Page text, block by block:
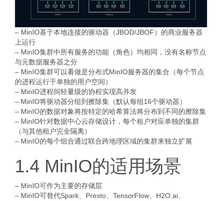
– MinIO基于本地连接的驱动器（JBOD/JBOF）的商业服务器
上运行
– MinIO集群中所有服务的功能（角色）均相同，没有名称节点
与元数据服务器之分
– MinIO集群可以看做是分布式MinIO服务器的集合（每个节点
的进程运行于单独的用户空间）
– MinIO进程间轻量级的协程实现高并发
– MinIO将驱动器分组到擦除集（默认每组16个驱动器）
– MinIO的数据对象将按特定的哈希算法将分布到不同的擦除集
– MinIO针对数据中心云存储设计，每个租户对应单独的集群
（与其他租户完全隔离）
– MinIO的每个组合通过联合跨地理区域的集群来独立扩展
1.4 MinIO的适用场景
– MinIO可作为主要的存储层
– MinIO可替代Spark、Presto、TensorFlow、H2O.ai、